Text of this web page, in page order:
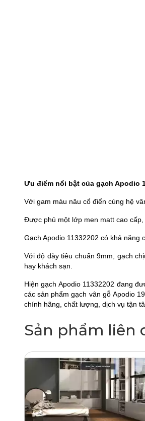
Ưu điểm nổi bật của gạch Apodio
Với gam màu nâu cổ điển cùng hệ
Được phủ một lớp men matt cao
Gạch Apodio 11332202 có khả
Với độ dày tiêu chuẩn 9mm, gạch
hay khách sạn.
Hiện gạch Apodio 11332202 đang
các sản phẩm gạch vân gỗ Apodio
chính hãng, chất lượng, dịch vụ tận
Sản phẩm liên